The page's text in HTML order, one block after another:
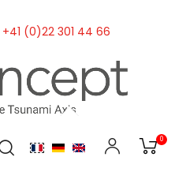
+41 (0)22 301 44 66
0